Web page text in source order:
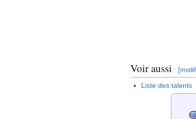
Voir aussi [
Liste des talents